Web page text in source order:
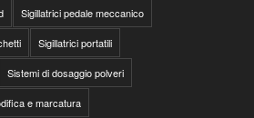
Sigillatrici pedale meccanico
Sigillatrici portatili
Sistemi di dosaggio polveri
e marcatura